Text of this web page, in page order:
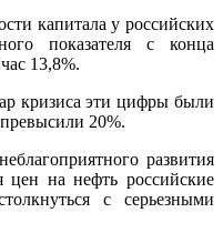
капитала у российских
показателя с конца
13,8%.
кризиса эти цифры были
20%.
развития
цен на нефть российские
с серьезными